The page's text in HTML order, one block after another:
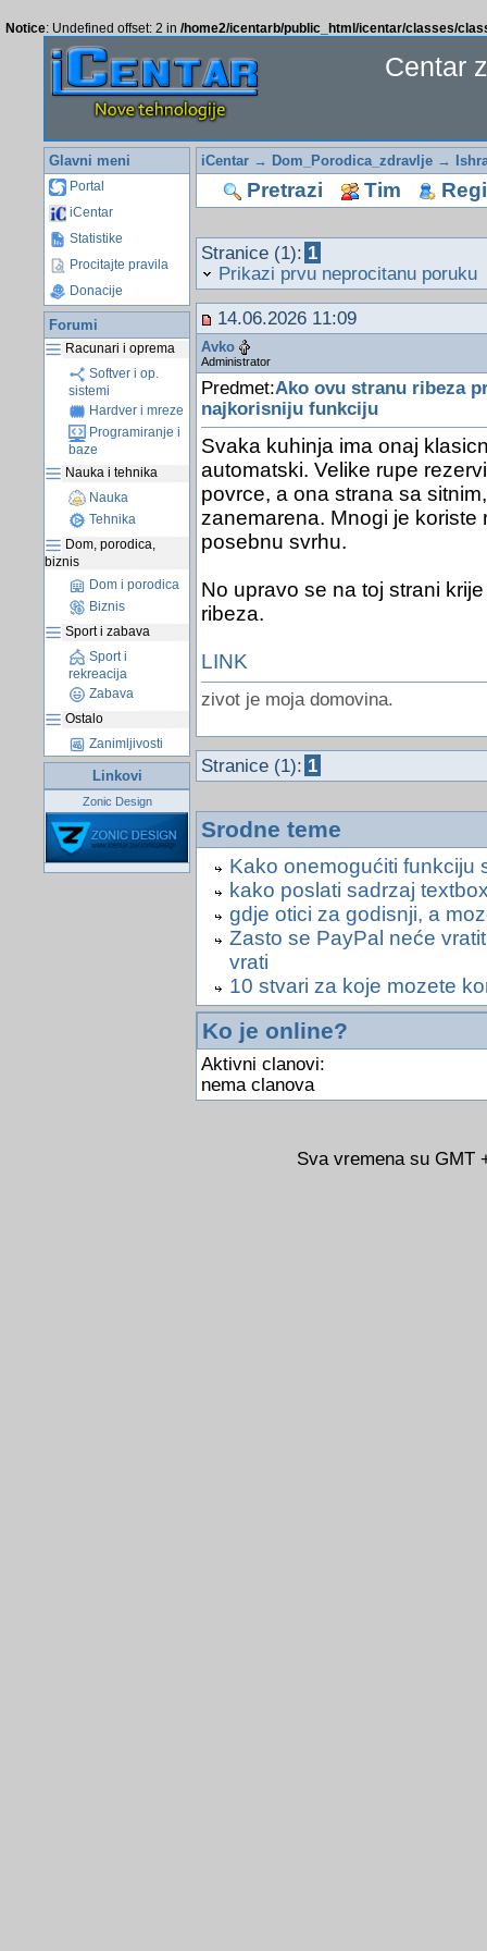
Notice: Undefined offset: 2 in /home2/icentarb/public_html/icentar/classes/
Centar
Glavni meni
Portal
iCentar
Statistike
Procitajte pravila
Donacije
Forumi
Racunari i oprema
Softver i op.
sistemi
Hardver i mreze
Programiranje i
baze
Nauka i tehnika
Nauka
Tehnika
Dom, porodica,
biznis
Dom i porodica
Biznis
Sport i zabava
Sport i
rekreacija
Zabava
Ostalo
Zanimljivosti
Linkovi
Zonic Design
iCentar→ Dom_Porodica_zdravlje→
Pretrazi Tim
Stranice (1): 1
Prikazi prvu neprocitanu poruku
14.06.2026 11:09
Avko
Administrator
Predmet:Ako ovu stranu ribeza
najkorisniju funkciju
Svaka kuhinja ima onaj
automatski. Velike rupe
povrce, a ona strana sa
zanemarena. Mnogi je koriste
posebnu svrhu.
No upravo se na toj strani
ribeza.
LINK
zivot je moja domovina.
Stranice (1): 1
Srodne teme
Kako onemogućiti funkciju
kako poslati sadrzaj
gdje otici za godisnji, a
Zasto se PayPal neće
vrati
10 stvari za koje mozete
Ko je online?
Aktivni clanovi:
nema clanova
Sva vremena su GMT